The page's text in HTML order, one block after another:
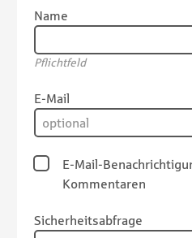
Name
Pflichtfeld
E-Mail
E-Mail-
Kommentaren
Sicherheitsabfrage